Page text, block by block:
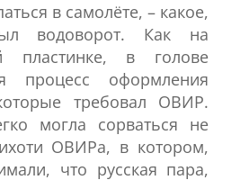
в самолёте, – какое,
водоворот. Как на
пластинке, в голове
процесс оформления
требовал ОВИР.
могла сорваться не
ОВИРа, в котором,
что русская пара,